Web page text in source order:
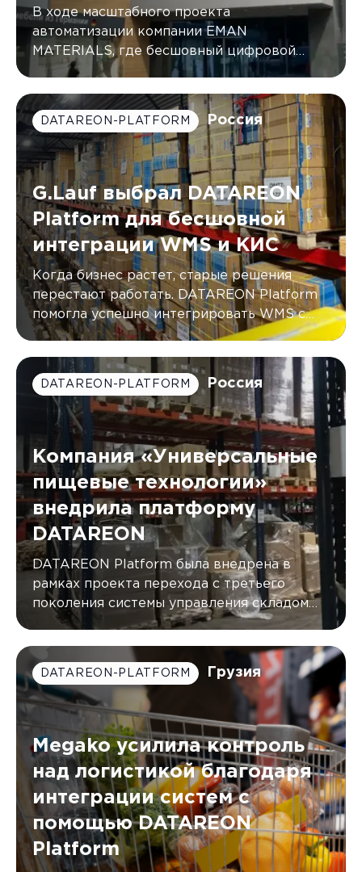
В ходе масштабного проекта
автоматизации компании EMAN
MATERIALS, где бесшовный цифровой
контур был создан с помощью DATAREON
DATAREON-PLATFORM Россия
G.Lauf выбрал DATAREON
Platform для бесшовной
интеграции WMS и КИС
Когда бизнес растет, старые решения
перестают работать. DATAREON Platform
помогла успешно интегрировать WMS с
двумя КИС компании G.Lauf, автоматически
реального времени.
DATAREON-PLATFORM Россия
Компания «Универсальные
пищевые технологии»
внедрила платформу
DATAREON
DATAREON Platform была внедрена в
рамках проекта перехода с третьего
поколения системы управления складом
(WMS) от AXELOT на пятое
DATAREON-PLATFORM Грузия
Megako усилила контроль
над логистикой благодаря
интеграции систем с
помощью DATAREON
Platform